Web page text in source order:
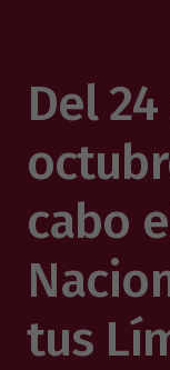
Del
cabo
tus